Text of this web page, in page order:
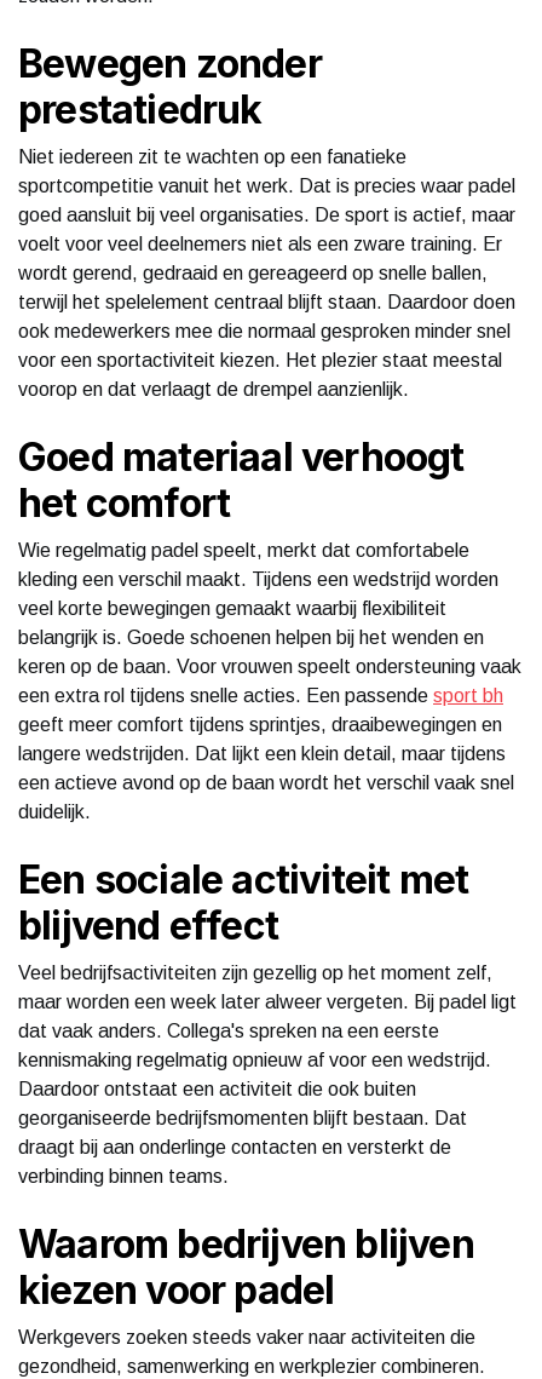
Bewegen zonder
prestatiedruk
Niet iedereen zit te wachten op een fanatieke
sportcompetitie vanuit het werk. Dat is precies waar padel
goed aansluit bij veel organisaties. De sport is actief, maar
voelt voor veel deelnemers niet als een zware training. Er
wordt gerend, gedraaid en gereageerd op snelle ballen,
terwijl het spelelement centraal blijft staan. Daardoor doen
ook medewerkers mee die normaal gesproken minder snel
voor een sportactiviteit kiezen. Het plezier staat meestal
voorop en dat verlaagt de drempel aanzienlijk.
Goed materiaal verhoogt
het comfort
Wie regelmatig padel speelt, merkt dat comfortabele
kleding een verschil maakt. Tijdens een wedstrijd worden
veel korte bewegingen gemaakt waarbij flexibiliteit
belangrijk is. Goede schoenen helpen bij het wenden en
keren op de baan. Voor vrouwen speelt ondersteuning vaak
een extra rol tijdens snelle acties. Een passende sport bh
geeft meer comfort tijdens sprintjes, draaibewegingen en
langere wedstrijden. Dat lijkt een klein detail, maar tijdens
een actieve avond op de baan wordt het verschil vaak snel
duidelijk.
Een sociale activiteit met
blijvend effect
Veel bedrijfsactiviteiten zijn gezellig op het moment zelf,
maar worden een week later alweer vergeten. Bij padel ligt
dat vaak anders. Collega's spreken na een eerste
kennismaking regelmatig opnieuw af voor een wedstrijd.
Daardoor ontstaat een activiteit die ook buiten
georganiseerde bedrijfsmomenten blijft bestaan. Dat
draagt bij aan onderlinge contacten en versterkt de
verbinding binnen teams.
Waarom bedrijven blijven
kiezen voor padel
Werkgevers zoeken steeds vaker naar activiteiten die
gezondheid, samenwerking en werkplezier combineren.